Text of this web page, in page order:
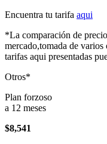
Encuentra tu tarifa aqui
*La comparación de
mercado,tomada de
tarifas aqui presentadas
Otros*
Plan forzoso
a 12 meses
$8,541